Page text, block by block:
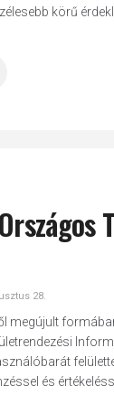
or ESC to
körű
28.
megújult
és